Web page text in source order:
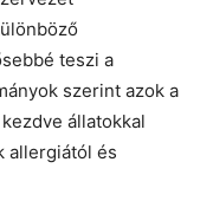
teszi a
szerint azok a
állatokkal
allergiától és